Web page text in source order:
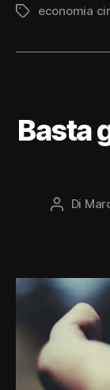
Tag economia
Basta
Autore
Di